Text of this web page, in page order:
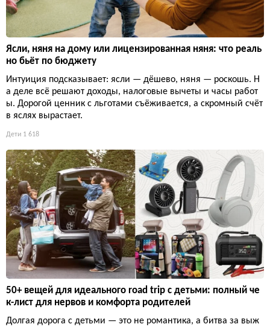
Ясли, няня на дому или лицензированная няня: что реаль
но бьёт по бюджету
Интуиция подсказывает: ясли — дёшево, няня — роскошь. Н
а деле всё решают доходы, налоговые вычеты и часы работ
ы. Дорогой ценник с льготами съёживается, а скромный счёт
в яслях вырастает.
Дети 1 618
50+ вещей для идеального road trip с детьми: полный че
к-лист для нервов и комфорта родителей
Долгая дорога с детьми — это не романтика, а битва за выж